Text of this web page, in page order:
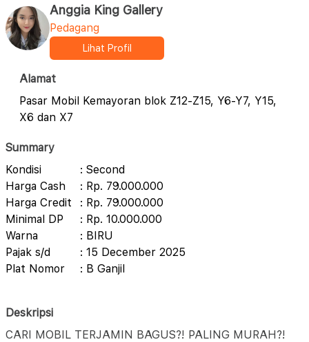
Anggia King Gallery
Pedagang
Lihat Profil
Alamat
Pasar Mobil Kemayoran blok Z12-Z15, Y6-Y7, Y15,
X6 dan X7
Summary
Kondisi
: Second
Harga Cash
: Rp. 79.000.000
Harga Credit
: Rp. 79.000.000
Minimal DP
: Rp. 10.000.000
Warna
: BIRU
Pajak s/d
: 15 December 2025
Plat Nomor
: B Ganjil
Deskripsi
CARI MOBIL TERJAMIN BAGUS?! PALING MURAH?!